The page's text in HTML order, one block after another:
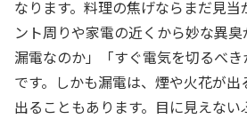
なります。料理の焦げならまだ見
ント周りや家電の近くから妙な異
漏電なのか」「すぐ電気を切るべ
です。しかも漏電は、煙や火花が
出ることもあります。目に見えな